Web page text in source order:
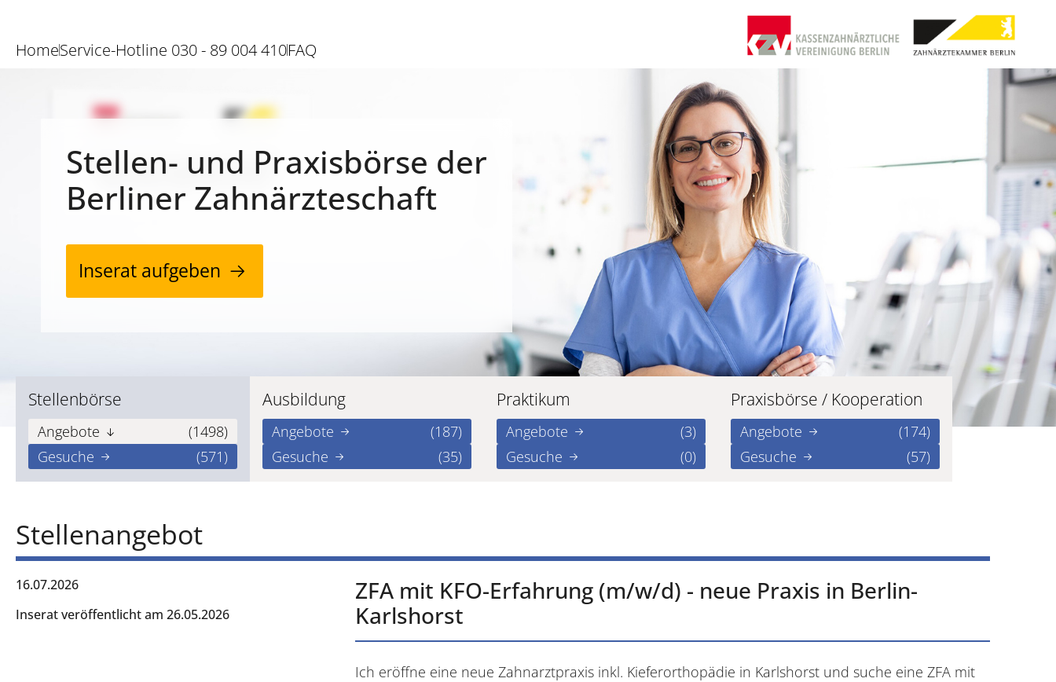
HomeService-Hotline 030 - 89 004 410FAQ
Stellen- und Praxisbörse der
Berliner Zahnärzteschaft
Inserat aufgeben
Stellenbörse
Angebote
(1498)
Gesuche
(571)
Ausbildung
Angebote
(187)
Gesuche
(35)
Praktikum
Angebote
(3)
Gesuche
(0)
Praxisbörse / Kooperation
Angebote
(174)
Gesuche
(57)
Stellenangebot
16.07.2026
Inserat veröffentlicht am 26.05.2026
ZFA mit KFO-Erfahrung (m/w/d) - neue Praxis in Berlin-
Karlshorst
Ich eröffne eine neue Zahnarztpraxis inkl. Kieferorthopädie in Karlshorst und suche eine ZFA mit